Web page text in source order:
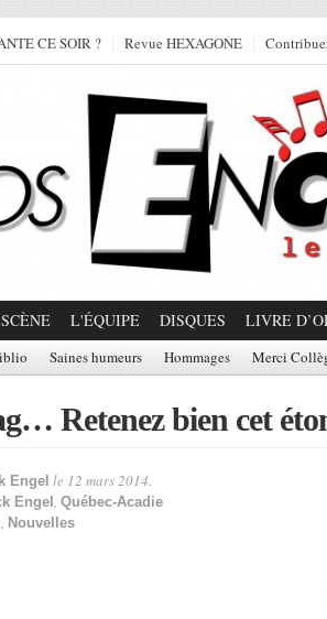
CE SOIR ? Revue HEXAGONE
L'ÉQUIPE DISQUES LIVRE
Saines humeurs Hommages Merci
Retenez bien cet
Engel le 12 mars 2014.
Engel , Québec-Acadie
, Nouvelles